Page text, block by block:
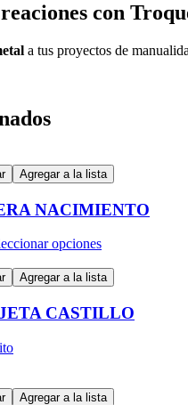
con
a tus proyectos de
Agregar a la lista
NACIMIENTO
opciones
Agregar a la lista
CASTILLO
Agregar a la lista